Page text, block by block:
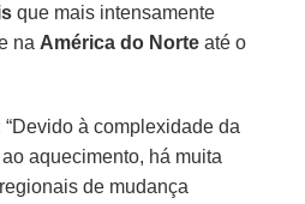
que mais intensamente
na América do Norte até o
à complexidade da
aquecimento, há muita
de mudança